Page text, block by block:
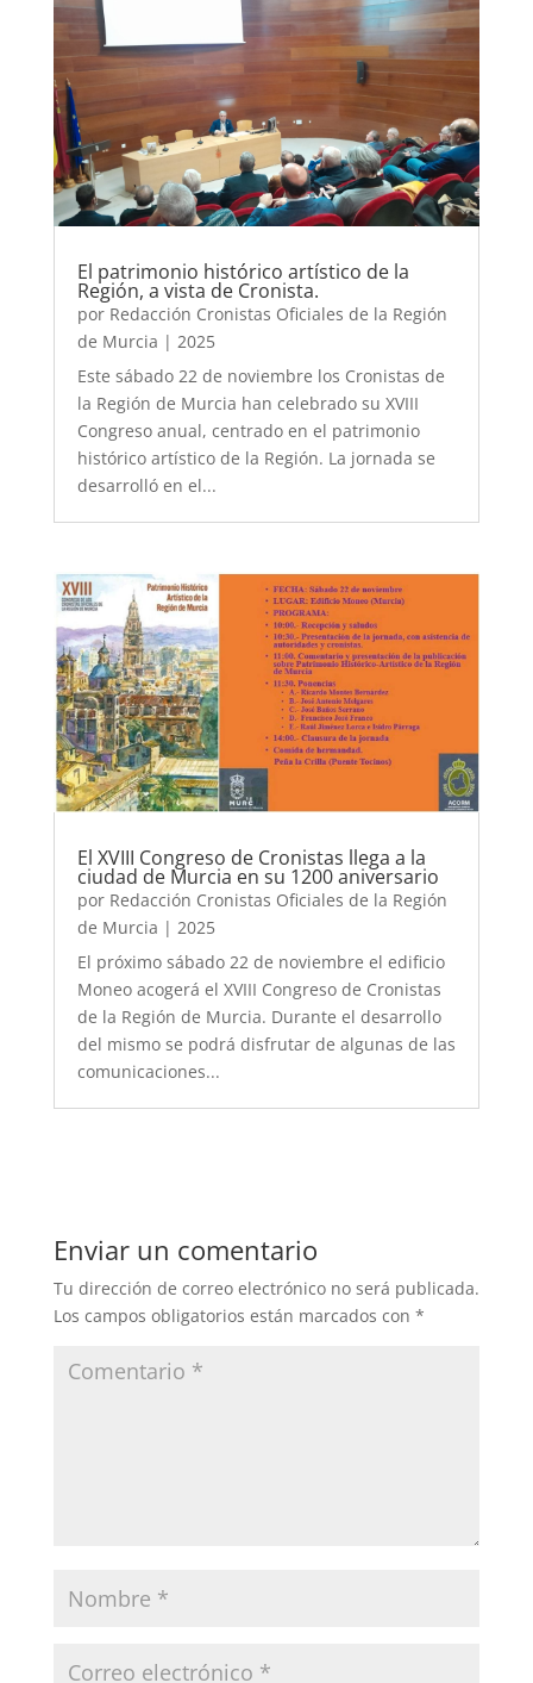
El patrimonio histórico artístico de la
Región, a vista de Cronista.
por Redacción Cronistas Oficiales de la Región
de Murcia | 2025
Este sábado 22 de noviembre los Cronistas de
la Región de Murcia han celebrado su XVIII
Congreso anual, centrado en el patrimonio
histórico artístico de la Región. La jornada se
desarrolló en el...
El XVIII Congreso de Cronistas llega a la
ciudad de Murcia en su 1200 aniversario
por Redacción Cronistas Oficiales de la Región
de Murcia | 2025
El próximo sábado 22 de noviembre el edificio
Moneo acogerá el XVIII Congreso de Cronistas
de la Región de Murcia. Durante el desarrollo
del mismo se podrá disfrutar de algunas de las
comunicaciones...
Enviar un comentario
Tu dirección de correo electrónico no será publicada.
Los campos obligatorios están marcados con *